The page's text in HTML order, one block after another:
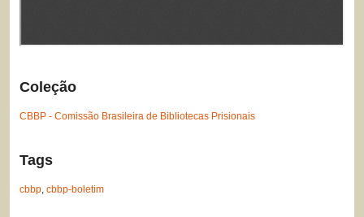
Coleção
CBBP - Comissão Brasileira de Bibliotecas Prisionais
Tags
cbbp, cbbp-boletim